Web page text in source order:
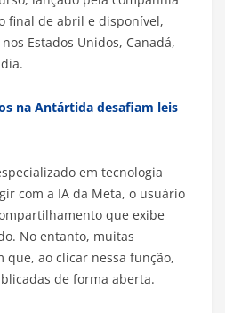
final de abril e disponível,
Estados Unidos, Canadá,
na Antártida desafiam leis
em tecnologia
com a IA da Meta, o usuário
que exibe
No entanto, muitas
que, ao clicar nessa função,
de forma aberta.